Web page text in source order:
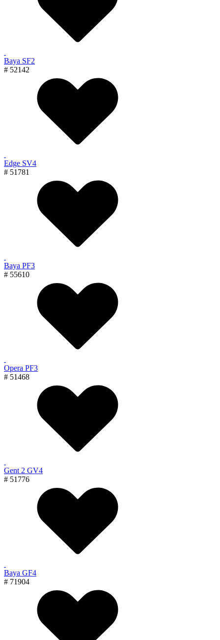
Baya SF2
# 52142
Edge SV4
# 51781
Baya PF3
# 55610
Opera PF3
# 51468
Gent 2 GV4
# 51776
Baya GF4
# 71904